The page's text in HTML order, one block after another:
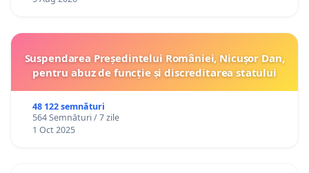
Suspendarea Președintelui României, Nicușor Dan,
pentru abuz de funcție și discreditarea statului
48 122 semnături
564 Semnături / 7 zile
1 Oct 2025